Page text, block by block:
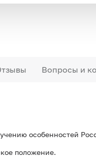
Вопросы и
особенностей
положение.